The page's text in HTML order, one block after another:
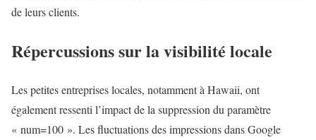
de leurs clients.
Répercussions sur la visibilité locale
Les petites entreprises locales, notamment à Hawaii, ont
également ressenti l’impact de la suppression du paramètre
« num=100 ». Les fluctuations des impressions dans Google